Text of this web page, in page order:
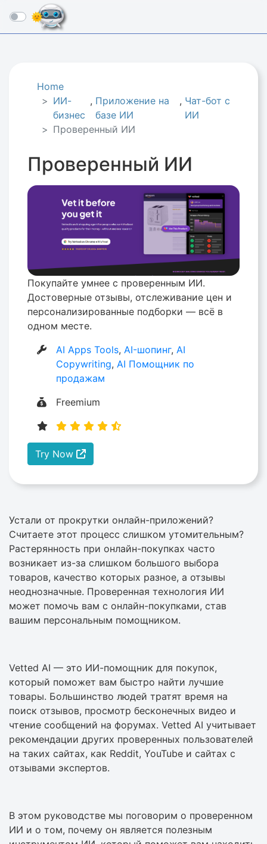
☰
Home
ИИ-
бизнес
, Приложение на
базе ИИ
, Чат-бот с
ИИ
Проверенный ИИ
Проверенный ИИ
Покупайте умнее с проверенным ИИ.
Достоверные отзывы, отслеживание цен и
персонализированные подборки — всё в
одном месте.
AI Apps Tools,AI-шопинг,AI
Copywriting,AI Помощник по
продажам
Freemium
Try Now
Устали от прокрутки онлайн-приложений?
Считаете этот процесс слишком утомительным?
Растерянность при онлайн-покупках часто
возникает из-за слишком большого выбора
товаров, качество которых разное, а отзывы
неоднозначные. Проверенная технология ИИ
может помочь вам с онлайн-покупками, став
вашим персональным помощником.
Vetted AI — это ИИ-помощник для покупок,
который поможет вам быстро найти лучшие
товары. Большинство людей тратят время на
поиск отзывов, просмотр бесконечных видео и
чтение сообщений на форумах. Vetted AI учитывает
рекомендации других проверенных пользователей
на таких сайтах, как Reddit, YouTube и сайтах с
отзывами экспертов.
В этом руководстве мы поговорим о проверенном
ИИ и о том, почему он является полезным